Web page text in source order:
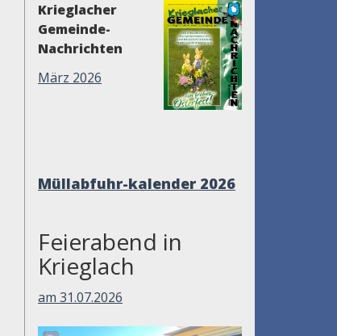
Krieglacher
Gemeinde-
Nachrichten
März 2026
Müllabfuhr-
Feierabend in